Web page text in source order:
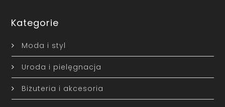
Kategorie
Moda i styl
Uroda i pielęgnacja
Biżuteria i akcesoria